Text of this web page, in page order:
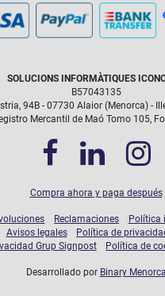
SOLUCIONS INFORMÀTIQUES
B57043135
94B - 07730 Alaior (Menorca) -
Mercantil de Maó Tomo 105,
Compra ahora y paga después
Reclamaciones
Política
Avisos legales
Política de
Grup Signpost
Política de
Desarrollado por Binary Menorca